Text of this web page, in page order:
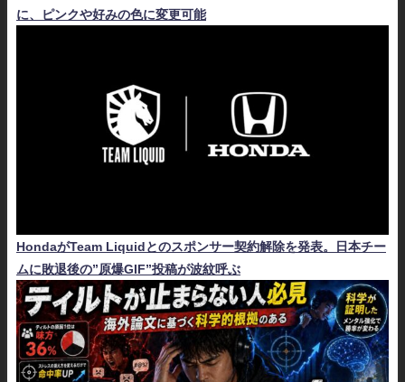
に、ピンクや好みの色に変更可能
HondaがTeam Liquidとのスポンサー契約解除を発表。日本チー
ムに敗退後の”原爆GIF”投稿が波紋呼ぶ